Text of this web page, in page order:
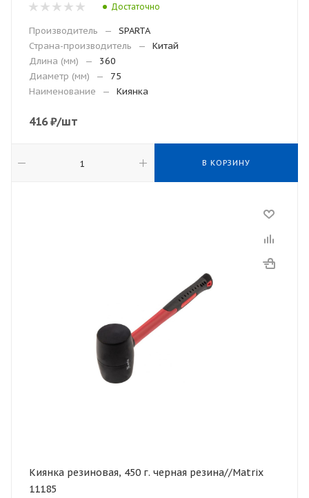
Достаточно
Производитель —
SPARTA
Страна-производитель
—
Китай
Длина (мм)
—
360
Диаметр (мм)
—
75
Наименование
— Киянка
416₽/шт
В КОРЗИНУ
Киянка резиновая, 450 г. черная резина//Matrix
11185